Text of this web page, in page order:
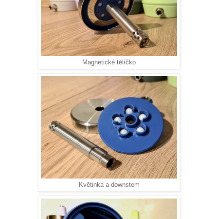
Magnetické tělíčko
Květinka a downstem